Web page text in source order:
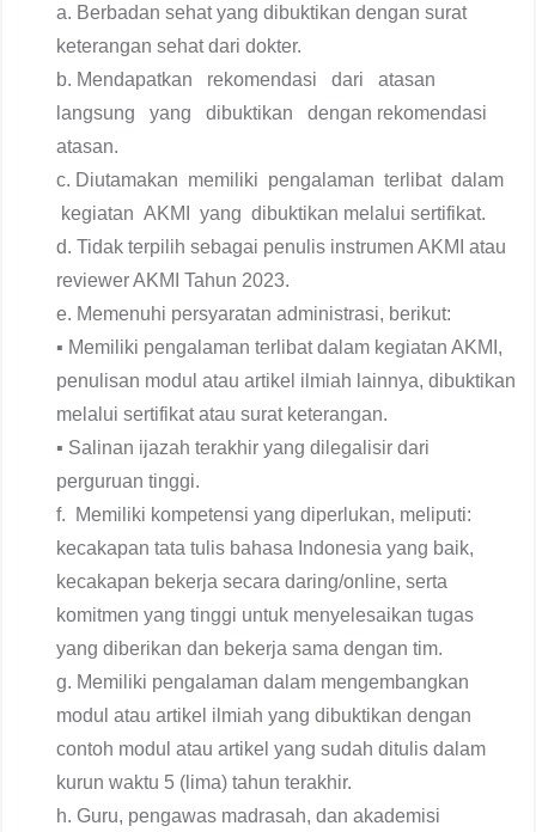
a. Berbadan sehat yang dibuktikan dengan surat
keterangan sehat dari dokter.
b. Mendapatkan rekomendasi dari atasan
langsung yang dibuktikan dengan rekomendasi
atasan.
c. Diutamakan memiliki pengalaman terlibat dalam
kegiatan AKMI yang dibuktikan melalui sertifikat.
d. Tidak terpilih sebagai penulis instrumen AKMI atau
reviewer AKMI Tahun 2023.
e. Memenuhi persyaratan administrasi, berikut:
▪ Memiliki pengalaman terlibat dalam kegiatan AKMI,
penulisan modul atau artikel ilmiah lainnya, dibuktikan
melalui sertifikat atau surat keterangan.
▪ Salinan ijazah terakhir yang dilegalisir dari
perguruan tinggi.
f. Memiliki kompetensi yang diperlukan, meliputi:
kecakapan tata tulis bahasa Indonesia yang baik,
kecakapan bekerja secara daring/online, serta
komitmen yang tinggi untuk menyelesaikan tugas
yang diberikan dan bekerja sama dengan tim.
g. Memiliki pengalaman dalam mengembangkan
modul atau artikel ilmiah yang dibuktikan dengan
contoh modul atau artikel yang sudah ditulis dalam
kurun waktu 5 (lima) tahun terakhir.
h. Guru, pengawas madrasah, dan akademisi